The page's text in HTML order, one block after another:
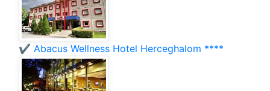
✔️ Abacus Wellness Hotel Herceghalom ****